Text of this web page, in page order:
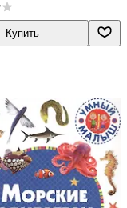
Купить